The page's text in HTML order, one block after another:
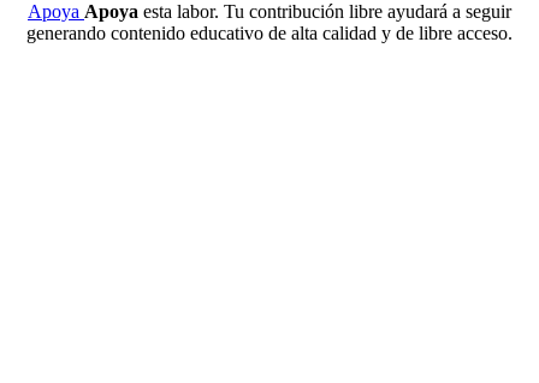
Apoya Apoya esta labor. Tu contribución libre ayudará a seguir
generando contenido educativo de alta calidad y de libre acceso.